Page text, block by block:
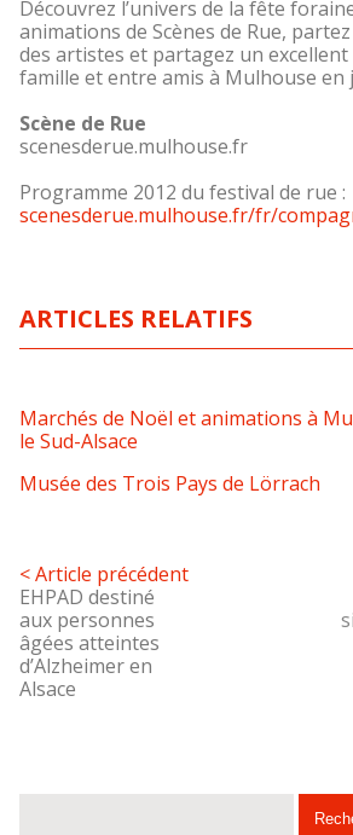
Découvrez l’univers de la fête
animations de Scènes de Rue,
des artistes et partagez un
famille et entre amis à Mulhouse en
Scène de Rue
scenesderue.mulhouse.fr
Programme 2012 du festival de rue :
scenesderue.mulhouse.fr/fr/
ARTICLES RELATIFS
Marchés de Noël et animations à
le Sud-Alsace
Musée des Trois Pays de Lörrach
< Article précédent
EHPAD destiné
aux personnes
âgées atteintes
d’Alzheimer en
Alsace